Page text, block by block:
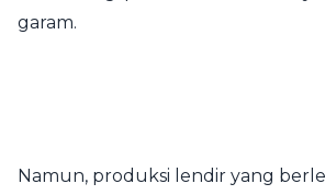
garam.
Namun, produksi lendir yang